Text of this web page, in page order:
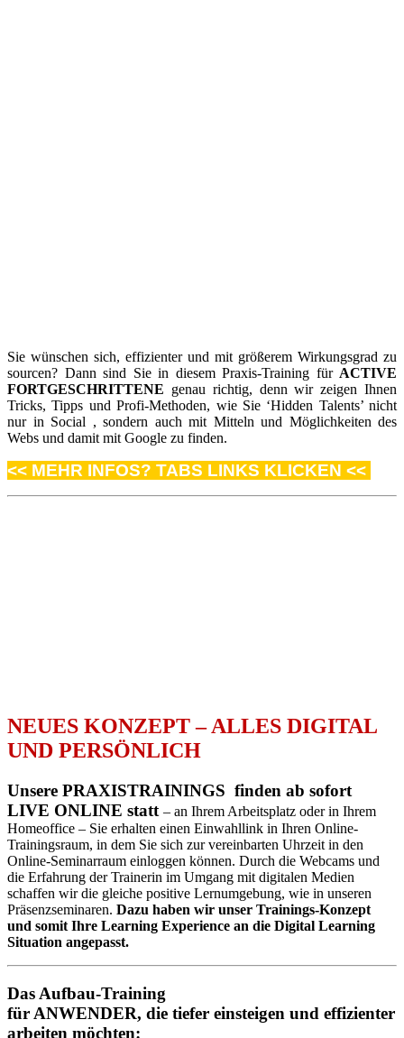
Sie wünschen sich, effizienter und mit größerem Wirkungsgrad zu
sourcen? Dann sind Sie in diesem Praxis-Training für ACTIVE
FORTGESCHRITTENE genau richtig, denn wir zeigen Ihnen
Tricks, Tipps und Profi-Methoden, wie Sie ‘Hidden Talents’ nicht
nur in Social , sondern auch mit Mitteln und Möglichkeiten des
Webs und damit mit Google zu finden.
<< MEHR INFOS? TABS LINKS KLICKEN <<
NEUES KONZEPT – ALLES DIGITAL
UND PERSÖNLICH
Unsere PRAXISTRAININGS finden ab sofort
LIVE ONLINE statt – an Ihrem Arbeitsplatz oder in Ihrem
Homeoffice – Sie erhalten einen Einwahllink in Ihren Online-
Trainingsraum, in dem Sie sich zur vereinbarten Uhrzeit in den
Online-Seminarraum einloggen können. Durch die Webcams und
die Erfahrung der Trainerin im Umgang mit digitalen Medien
schaffen wir die gleiche positive Lernumgebung, wie in unseren
Präsenzseminaren. Dazu haben wir unser Trainings-Konzept
und somit Ihre Learning Experience an die Digital Learning
Situation angepasst.
Das Aufbau-Training
für ANWENDER, die tiefer einsteigen und effizienter
arbeiten möchten: